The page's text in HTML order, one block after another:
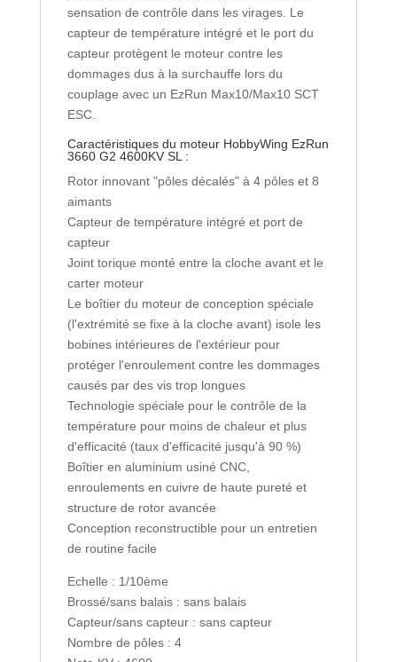
sensation de contrôle dans les virages. Le
capteur de température intégré et le port du
capteur protègent le moteur contre les
dommages dus à la surchauffe lors du
couplage avec un EzRun Max10/Max10 SCT
ESC.
Caractéristiques du moteur HobbyWing EzRun
3660 G2 4600KV SL :
Rotor innovant "pôles décalés" à 4 pôles et 8
aimants
Capteur de température intégré et port de
capteur
Joint torique monté entre la cloche avant et le
carter moteur
Le boîtier du moteur de conception spéciale
(l'extrémité se fixe à la cloche avant) isole les
bobines intérieures de l'extérieur pour
protéger l'enroulement contre les dommages
causés par des vis trop longues
Technologie spéciale pour le contrôle de la
température pour moins de chaleur et plus
d'efficacité (taux d'efficacité jusqu'à 90 %)
Boîtier en aluminium usiné CNC,
enroulements en cuivre de haute pureté et
structure de rotor avancée
Conception reconstructible pour un entretien
de routine facile
Echelle : 1/10ème
Brossé/sans balais : sans balais
Capteur/sans capteur : sans capteur
Nombre de pôles : 4